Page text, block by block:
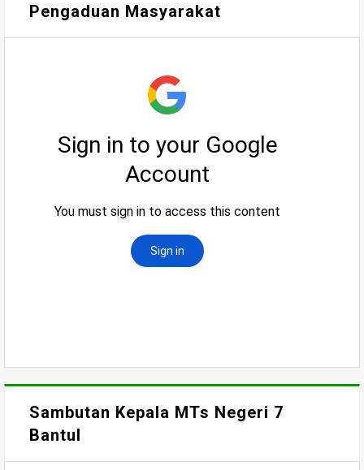
Pengaduan Masyarakat
Sambutan Kepala MTs Negeri 7
Bantul